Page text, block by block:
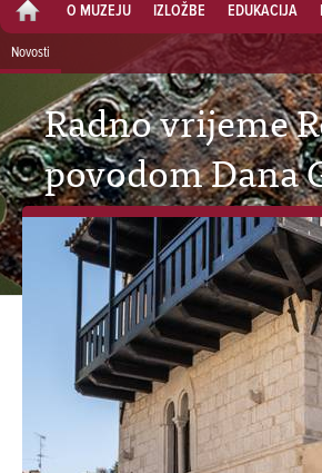
O MUZEJU IZLOŽBE EDUKACIJA
Novosti
Radno vrijeme
povodom Dana